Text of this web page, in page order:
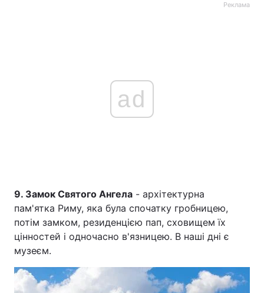
Реклама
ad
9. Замок Святого Ангела - архітектурна
пам'ятка Риму, яка була спочатку гробницею,
потім замком, резиденцією пап, сховищем їх
цінностей і одночасно в'язницею. В наші дні є
музеєм.